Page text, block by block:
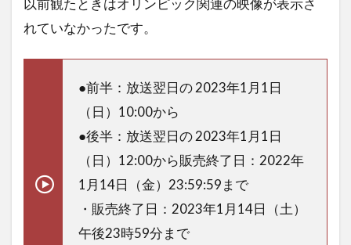
以前観たときはオリンピック関連の映像が表示さ
れていなかったです。
●前半：放送翌日の 2023年1月1日
（日）10:00から
●後半：放送翌日の 2023年1月1日
（日）12:00から販売終了日：2022年
1月14日（金）23:59:59まで
・販売終了日：2023年1月14日（土）
午後23時59分まで